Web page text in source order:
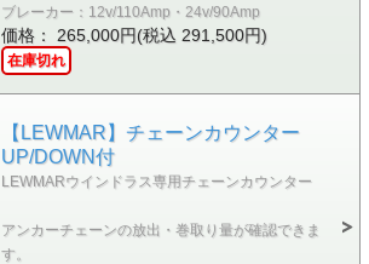
ブレーカー：12v/110Amp・24v/90Amp
価格： 265,000円(税込 291,500円)
在庫切れ
【LEWMAR】チェーンカウンター
UP/DOWN付
LEWMARウインドラス専用チェーンカウンター
アンカーチェーンの放出・巻取り量が確認できま
す。